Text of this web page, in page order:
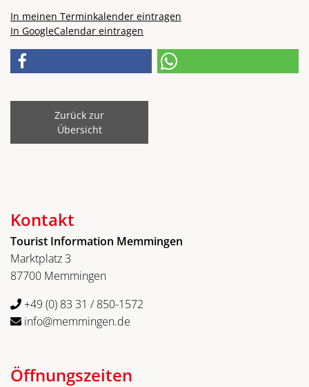
In meinen Terminkalender eintragen
In GoogleCalendar eintragen
Zurück zur
Übersicht
Kontakt
Tourist Information Memmingen
Marktplatz 3
87700 Memmingen
+49 (0) 83 31 / 850-1572
info@memmingen.de
Öffnungszeiten